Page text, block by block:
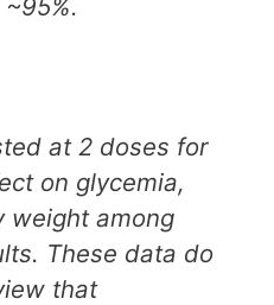
at 2 doses for
on glycemia,
weight among
These data do
that